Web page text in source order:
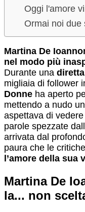
Oggi l'amore
Ormai noi due
Martina De
nel modo più
Durante una
migliaia di follower
Donne ha aperto
mettendo a nudo
aspettava di
parole spezzate
arrivata dal
paura che le
l’amore della sua
Martina De
la... non